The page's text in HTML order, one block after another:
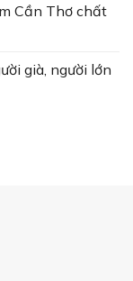
Cần Thơ chất
già, người lớn